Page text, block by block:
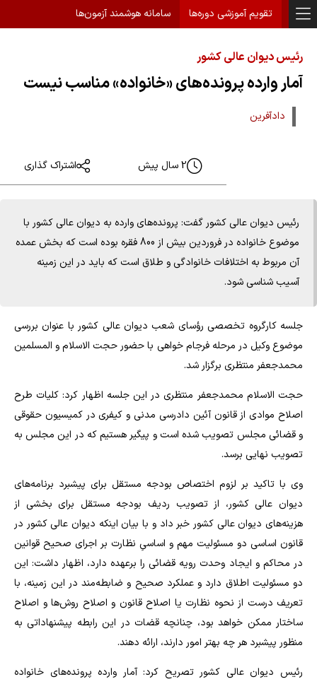
تقویم آموزشی دوره‌ها سامانه هوشمند آزمون‌ها
رئیس دیوان عالی کشور
آمار وارده پرونده‌های «خانواده» مناسب نیست
دادآفرین
2 سال پیش اشتراک گذاری
رئیس دیوان عالی کشور گفت: پرونده‌های وارده به دیوان عالی کشور با
موضوع خانواده در فروردین بیش از 800 فقره بوده است که بخش عمده
آن مربوط به اختلافات خانوادگی و طلاق است که باید در این زمینه
آسیب شناسی شود.
جلسه کارگروه تخصصی رؤسای شعب دیوان عالی کشور با عنوان بررسی
موضوع وکیل در مرحله فرجام خواهی با حضور حجت الاسلام و المسلمین
محمدجعفر منتظری برگزار شد.
حجت الاسلام محمدجعفر منتظری در این جلسه اظهار کرد: کلیات طرح
اصلاح موادی از قانون آئین دادرسی مدنی و کیفری در کمیسیون حقوقی
و قضائی مجلس تصویب شده است و پیگیر هستیم که در این مجلس به
تصویب نهایی برسد.
وی با تاکید بر لزوم اختصاص بودجه مستقل برای پیشبرد برنامه‌های
دیوان عالی کشور، از تصویب ردیف بودجه مستقل برای بخشی از
هزینه‌های دیوان عالی کشور خبر داد و با بیان اینکه دیوان عالی کشور در
قانون اساسی دو مسئولیت مهم و اساسیِ نظارت بر اجرای صحیح قوانین
در محاکم و ایجاد وحدت رویه قضائی را برعهده دارد، اظهار داشت: این
دو مسئولیت اطلاق دارد و عملکرد صحیح و ضابطه‌مند در این زمینه، با
تعریف درست از نحوه نظارت یا اصلاح قانون و اصلاح روش‌ها و اصلاح
ساختار ممکن خواهد بود، چنانچه قضات در این رابطه پیشنهاداتی به
منظور پیشبرد هر چه بهتر امور دارند، ارائه دهند.
رئیس دیوان عالی کشور تصریح کرد: آمار وارده پرونده‌های خانواده